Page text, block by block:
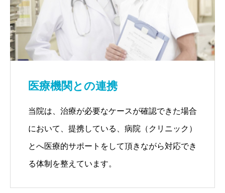
医療機関との連携
当院は、治療が必要なケースが確認できた場合
において、提携している、病院（クリニック）
とへ医療的サポートをして頂きながら対応でき
る体制を整えています。